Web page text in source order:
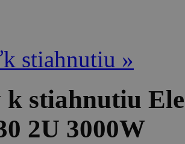
stiahnutiu »
k stiahnutiu
2U 3000W